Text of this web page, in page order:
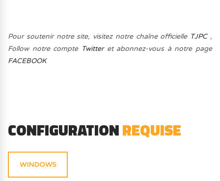
Pour soutenir notre site, visitez notre chaîne officielle TJPC,
Follow notre compte Twitteret abonnez-vous à notre page
FACEBOOK
CONFIGURATIONREQUISE
WINDOWS